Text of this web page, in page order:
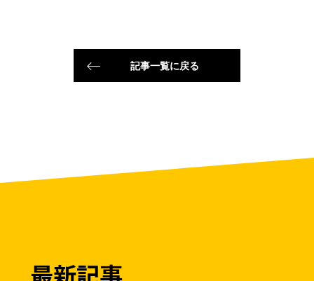
記事一覧に戻る